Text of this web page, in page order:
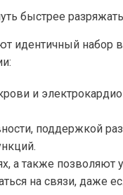
быстрее
идентичный набор
и
поддержкой
а также позволяют
на связи, даже